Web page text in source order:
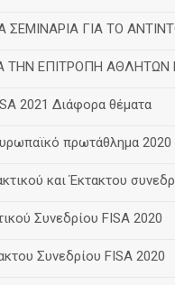
ΣΕΜΙΝΑΡΙΑ ΓΙΑ ΤΟ
ΤΗΝ ΕΠΙΤΡΟΠΗ ΑΘΛΗΤΩΝ
2021 Διάφορα θέματα
πρωτάθλημα 2020
και Έκτακτου
Συνεδρίου FISA 2020
Συνεδρίου FISA 2020